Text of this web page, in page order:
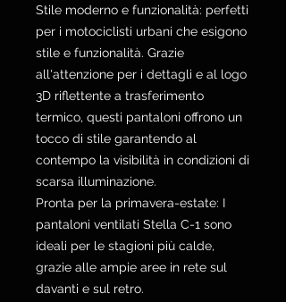
Stile moderno e funzionalità: perfetti
per i motociclisti urbani che esigono
stile e funzionalità. Grazie
all'attenzione per i dettagli e al logo
3D riflettente a trasferimento
termico, questi pantaloni offrono un
tocco di stile garantendo al
contempo la visibilità in condizioni di
scarsa illuminazione.
Pronta per la primavera-estate: I
pantaloni ventilati Stella C-1 sono
ideali per le stagioni più calde,
grazie alle ampie aree in rete sul
davanti e sul retro.